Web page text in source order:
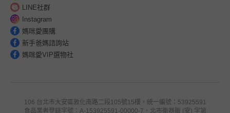
LINE社群
Instagram
媽咪愛團購
新手爸媽諮詢站
媽咪愛VIP選物社
106 台北市大安區敦化南路二段105號15樓，統一編號：53925591
食品業者登錄字號：A-153925591-00000-7，北市衛器販 (安) 字第